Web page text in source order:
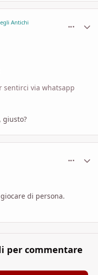
Antichi
sentirci via whatsapp
giusto?
di persona.
per commentare